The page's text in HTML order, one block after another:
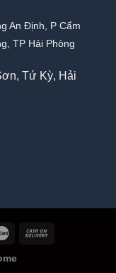
An Định, P Cẩm
TP Hải Phòng
Tứ Kỳ, Hải